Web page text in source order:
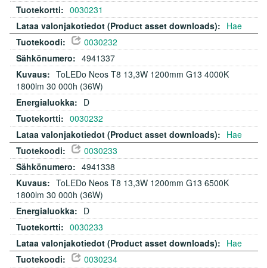
0030231
Hae
0030232
4941337
ToLEDo Neos T8 13,3W 1200mm G13 4000K
1800lm 30 000h (36W)
D
0030232
Hae
0030233
4941338
ToLEDo Neos T8 13,3W 1200mm G13 6500K
1800lm 30 000h (36W)
D
0030233
Hae
0030234